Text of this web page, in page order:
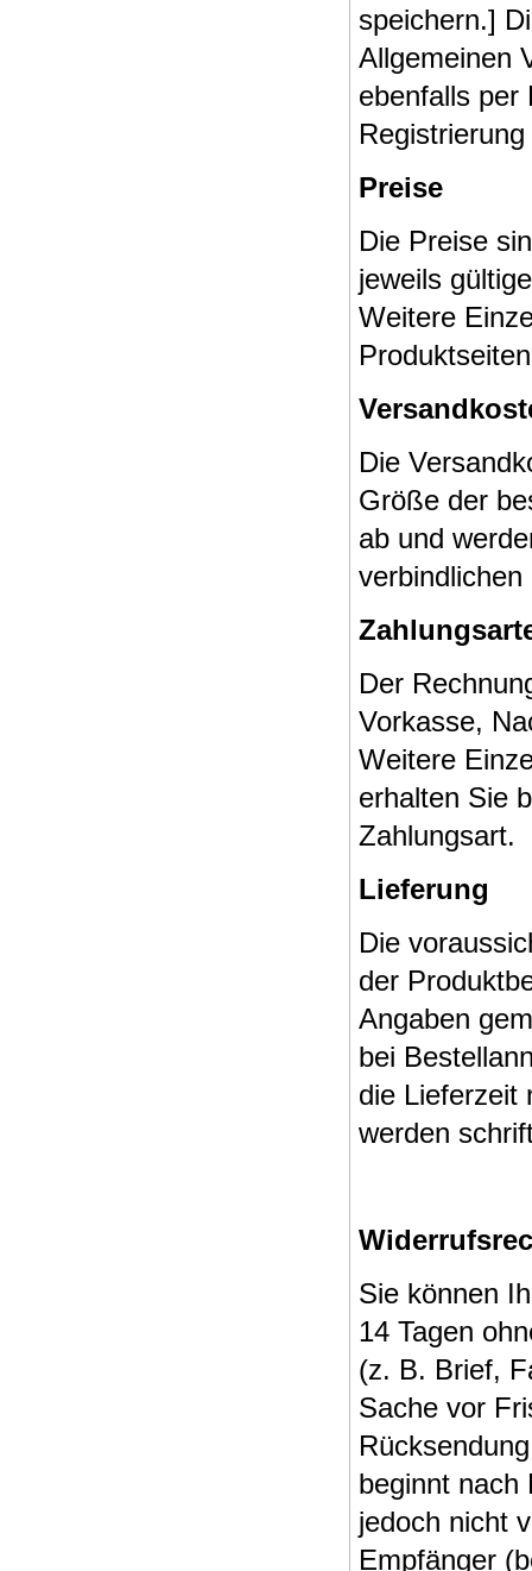
speichern.]
Allgemeinen
ebenfalls per
Preise
Die Preise
jeweils
Weitere
Die
Größe der
ab und
Der
Vorkasse,
Weitere
erhalten Sie
Zahlungsart.
Lieferung
Die
der
Angaben
bei
die Lieferzeit
werden
Sie können
14 Tagen
(z. B. Brief,
Sache vor
beginnt nach
jedoch nicht
Empfänger